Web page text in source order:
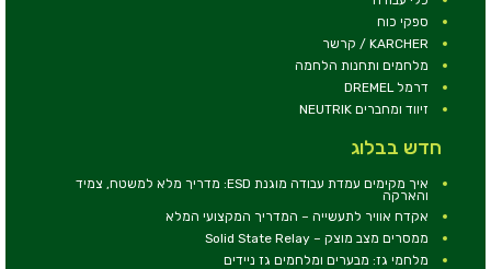
ספקי כוח
KARCHER / קרשר
מלחמים ותחנות הלחמה
דרמל DREMEL
זיווד ומחברים NEUTRIK
חדש בבלוג
איך מקימים עמדת עבודה מוגנת ESD: מדריך מלא למשטח, צמיד
והארקה
אקדח אוויר לתעשייה – המדריך המקצועי המלא
ממסרים מצב מוצק – Solid State Relay
מלחמי גז: מבערים ומלחמים גז ניידים